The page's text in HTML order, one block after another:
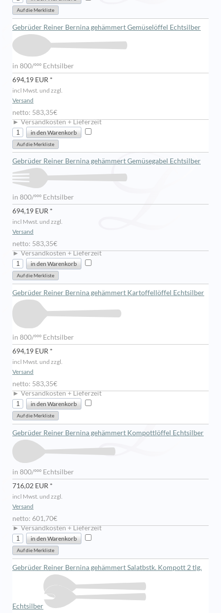
Gebrüder Reiner Bernina gehämmert Gemüselöffel Echtsilber
in 800/ººº Echtsilber
694,19 EUR *
incl Mwst. und zzgl.
Versand
netto: 583,35€
► Versandkosten + Lieferzeit
Gebrüder Reiner Bernina gehämmert Gemüsegabel Echtsilber
in 800/ººº Echtsilber
694,19 EUR *
incl Mwst. und zzgl.
Versand
netto: 583,35€
► Versandkosten + Lieferzeit
Gebrüder Reiner Bernina gehämmert Kartoffellöffel Echtsilber
in 800/ººº Echtsilber
694,19 EUR *
incl Mwst. und zzgl.
Versand
netto: 583,35€
► Versandkosten + Lieferzeit
Gebrüder Reiner Bernina gehämmert Kompottlöffel Echtsilber
in 800/ººº Echtsilber
716,02 EUR *
incl Mwst. und zzgl.
Versand
netto: 601,70€
► Versandkosten + Lieferzeit
Gebrüder Reiner Bernina gehämmert Salatbstk. Kompott 2 tlg.
Echtsilber